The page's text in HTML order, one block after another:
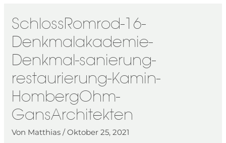
SchlossRomrod-16-
Denkmalakademie-
Denkmal-sanierung-
restaurierung-Kamin-
HombergOhm-
GansArchitekten
Von Matthias/Oktober 25, 2021